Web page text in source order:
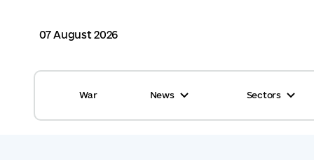
07 August 2026
War News Sectors